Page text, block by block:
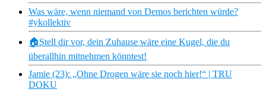
Was wäre, wenn niemand von Demos berichten würde?
#ykollektiv
🏠Stell dir vor, dein Zuhause wäre eine Kugel, die du
überallhin mitnehmen könntest!
Jamie (23): „Ohne Drogen wäre sie noch hier!“ | TRU
DOKU